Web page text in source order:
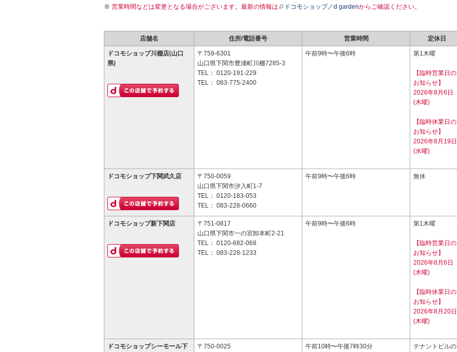
営業時間などは変更となる場合がございます。最新の情報は ドコモショップ／d gardenからご確認ください。
店舗名 住所/電話番号 営業時間 定休日
ドコモショップ川棚店(山口
県)
〒759-6301
山口県下関市豊浦町川棚7285-3
TEL： 0120-191-229
TEL： 083-775-2400
午前9時〜午後6時 第1木曜
【臨時営業日の
お知らせ】
2026年8月6日
(木曜)
【臨時休業日の
お知らせ】
2026年8月19日
(水曜)
ドコモショップ下関武久店
〒750-0059
山口県下関市汐入町1-7
TEL： 0120-183-053
TEL： 083-228-0660
午前9時〜午後6時 無休
ドコモショップ新下関店
〒751-0817
山口県下関市一の宮卸本町2-21
TEL： 0120-682-068
TEL： 083-228-1233
午前9時〜午後6時 第1木曜
【臨時営業日の
お知らせ】
2026年8月6日
(木曜)
【臨時休業日の
お知らせ】
2026年8月20日
(木曜)
ドコモショップシーモール下
〒750-0025
午前10時〜午後7時30分
テナントビルの